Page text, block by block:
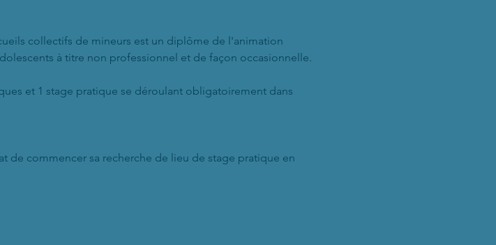
collectifs de mineurs est un diplôme de l'animation
à titre non professionnel et de façon occasionnelle.
et 1 stage pratique se déroulant obligatoirement dans
de commencer sa recherche de lieu de stage pratique en